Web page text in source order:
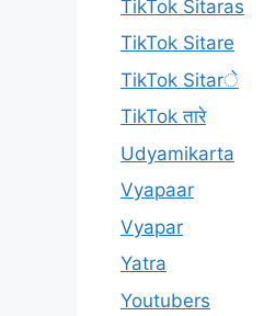
TikTok Sitaras
TikTok Sitare
TikTok Sitarे
TikTok तारे
Udyamikarta
Vyapaar
Vyapar
Yatra
Youtubers